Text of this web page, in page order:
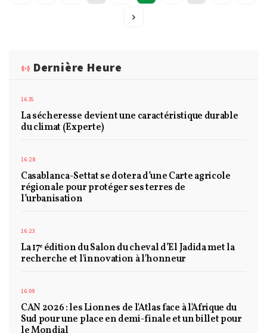
Dernière Heure
16:35
La sécheresse devient une caractéristique durable
du climat (Experte)
16:28
Casablanca-Settat se dotera d’une Carte agricole
régionale pour protéger ses terres de
l’urbanisation
16:23
La 17ᵉ édition du Salon du cheval d’El Jadida met la
recherche et l'innovation à l'honneur
16:09
CAN 2026 : les Lionnes de l'Atlas face à l'Afrique du
Sud pour une place en demi-finale et un billet pour